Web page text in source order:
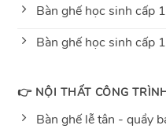
Bàn ghế học sinh cấp
Bàn ghế học sinh cấp
👉 NỘI THẤT CÔNG
Bàn ghế lễ tân - quầy